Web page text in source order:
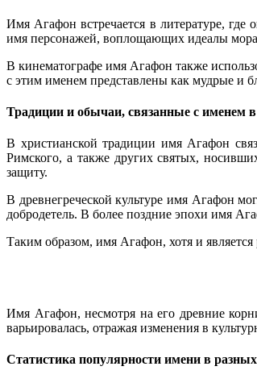
Имя Агафон встречается в литературе, где
имя персонажей, воплощающих идеалы
В кинематографе имя Агафон также
с этим именем представлены как мудрые и
Традиции и обычаи, связанные с именем
В христианской традиции имя Агафон
Римского, а также других святых,
защиту.
В древнегреческой культуре имя Агафон
добродетель. В более поздние эпохи имя
Таким образом, имя Агафон, хотя и
Имя Агафон, несмотря на его древние
варьировалась, отражая изменения в
Статистика популярности имени в